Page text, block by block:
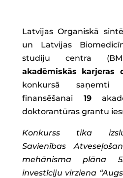
Latvijas Organiskā
un Latvijas
studiju centra
akadēmiskās karjeras
konkursā saņemti
finansēšanai 19
doktorantūras grantu
Konkurss tika
Savienības
mehānisma plāna
investīciju virziena